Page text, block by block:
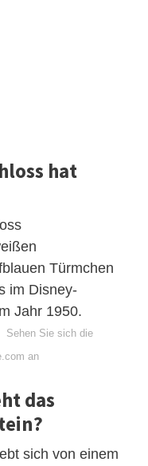
hat
Türmchen
im Disney-
Jahr 1950.
Sehen Sie sich die
an
das
sich von einem